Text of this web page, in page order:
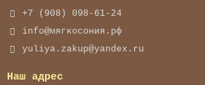
+7 (908) 098-61-24
info@мягкосония.рф
yuliya.zakup@yandex.ru
Наш адрес